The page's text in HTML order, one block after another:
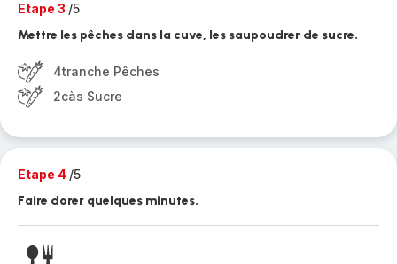
Etape 3 /5
Mettre les pêches dans la cuve, les saupoudrer de sucre.
4tranche Pêches
2càs Sucre
Etape 4 /5
Faire dorer quelques minutes.